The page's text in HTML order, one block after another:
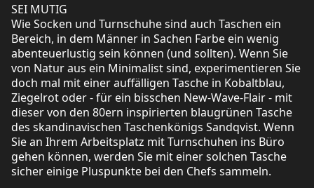
SEI MUTIG
Wie Socken und Turnschuhe sind auch Taschen ein
Bereich, in dem Männer in Sachen Farbe ein wenig
abenteuerlustig sein können (und sollten). Wenn Sie
von Natur aus ein Minimalist sind, experimentieren Sie
doch mal mit einer auffälligen Tasche in Kobaltblau,
Ziegelrot oder - für ein bisschen New-Wave-Flair - mit
dieser von den 80ern inspirierten blaugrünen Tasche
des skandinavischen Taschenkönigs Sandqvist. Wenn
Sie an Ihrem Arbeitsplatz mit Turnschuhen ins Büro
gehen können, werden Sie mit einer solchen Tasche
sicher einige Pluspunkte bei den Chefs sammeln.